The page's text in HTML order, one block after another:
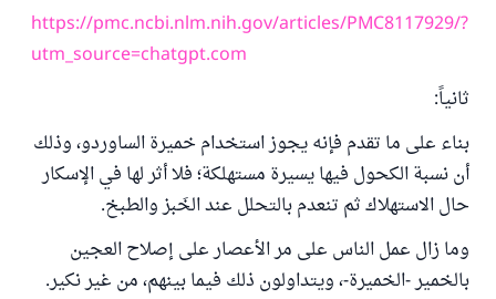
https://pmc.ncbi.nlm.nih.gov/articles/PMC8117929/?
utm_source=chatgpt.com
ثانياً:
بناء على ما تقدم فإنه يجوز استخدام خميرة الساوردو، وذلك
أن نسبة الكحول فيها يسيرة مستهلكة؛ فلا أثر لها في الإسكار
حال الاستهلاك ثم تنعدم بالتحلل عند الخَبز والطبخ.
وما زال عمل الناس على مر الأعصار على إصلاح العجين
بالخمير -الخميرة-، ويتداولون ذلك فيما بينهم، من غير نكير.